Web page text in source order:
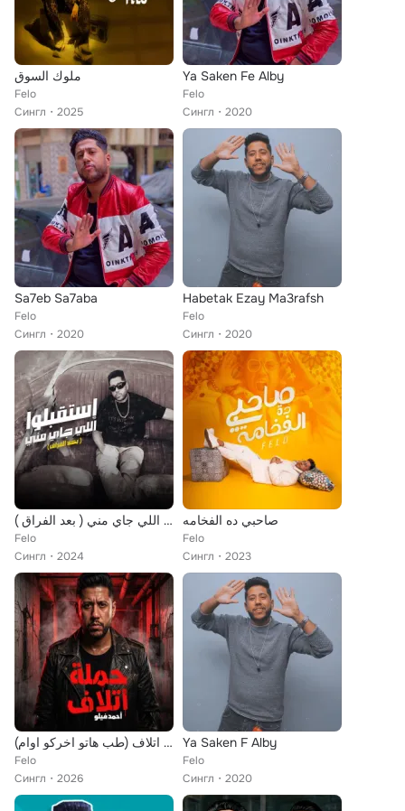
ملوك السوق
Felo
Сингл
2025
Ya Saken Fe Alby
Felo
Сингл
2020
Sa7eb Sa7aba
Felo
Сингл
2020
Habetak Ezay Ma3rafsh
Felo
Сингл
2020
إستقبلوا اللي جاي مني ( بعد الفراق )
Felo
Сингл
2024
صاحبي ده الفخامه
Felo
Сингл
2023
حملة اتلاف (طب هاتو اخركو اوام)
Felo
Сингл
2026
Ya Saken F Alby
Felo
Сингл
2020